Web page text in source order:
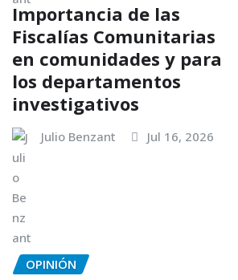
Importancia de las
Fiscalías Comunitarias
en comunidades y para
los departamentos
investigativos
Julio Benzant Jul 16, 2026
OPINIÓN